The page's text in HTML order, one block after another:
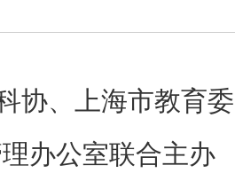
协、上海市教育
办公室联合主办